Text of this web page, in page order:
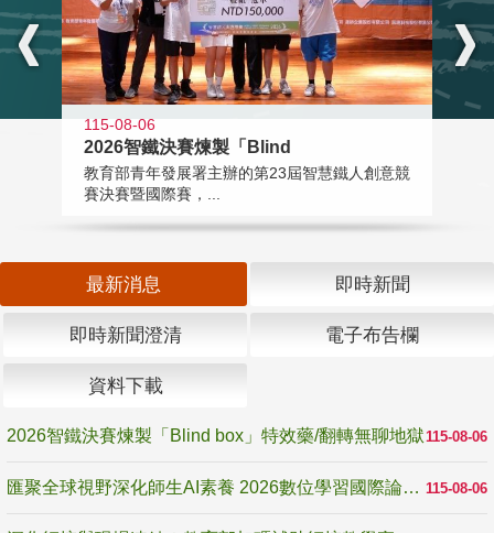
115-08-06
2026智鐵決賽煉製「Blind
教育部青年發展署主辦的第23屆智慧鐵人創意競
賽決賽暨國際賽，...
最新消息 即時新聞
即時新聞澄清 電子布告欄
資料下載
115-08-06
2026智鐵決賽煉製「Blind box」特效藥/翻轉無聊地獄
115-08-06
匯聚全球視野深化師生AI素養 2026數位學習國際論壇高雄登場